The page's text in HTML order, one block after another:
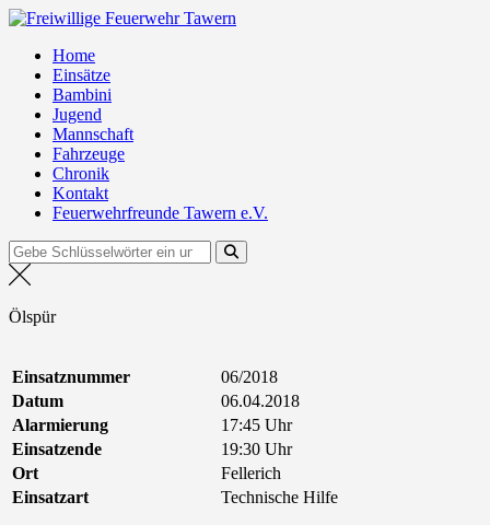
Zum
springenHome
Einsätze
Bambini
Jugend
Mannschaft
Fahrzeuge
Chronik
Kontakt
Feuerwehrfreunde Tawern e.V.
Suchen
nach:
Ölspür
Einsatznummer
06/2018
Datum
06.04.2018
Alarmierung
17:45 Uhr
Einsatzende
19:30 Uhr
Ort
Fellerich
Einsatzart
Technische Hilfe